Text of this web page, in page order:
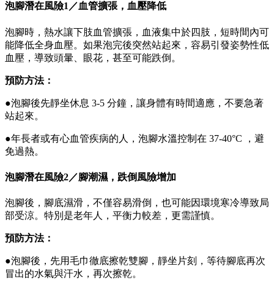
泡腳潛在風險1／血管擴張，血壓降低
泡腳時，熱水讓下肢血管擴張，血液集中於四肢，短時間內可
能降低全身血壓。如果泡完後突然站起來，容易引發姿勢性低
血壓，導致頭暈、眼花，甚至可能跌倒。
預防方法：
●泡腳後先靜坐休息 3-5 分鐘，讓身體有時間適應，不要急著
站起來。
●年長者或有心血管疾病的人，泡腳水溫控制在 37-40°C ，避
免過熱。
泡腳潛在風險2／腳潮濕，跌倒風險增加
泡腳後，腳底濕滑，不僅容易滑倒，也可能因環境寒冷導致局
部受涼。特別是老年人，平衡力較差，更需謹慎。
預防方法：
●泡腳後，先用毛巾徹底擦乾雙腳，靜坐片刻，等待腳底再次
冒出的水氣與汗水，再次擦乾。